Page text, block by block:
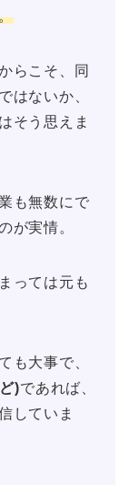
らこそ、同
はないか、
そう思えま
も無数にで
が実情。
っては元も
も大事で、
)であれば、
していま